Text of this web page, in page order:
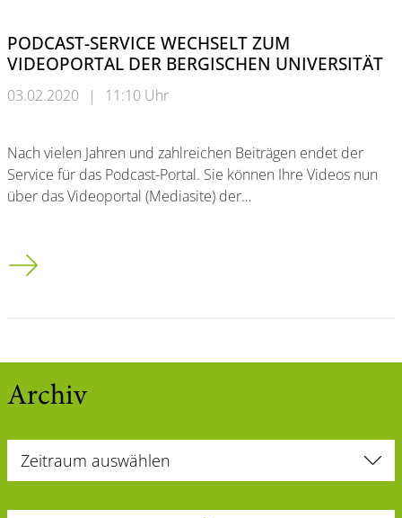
PODCAST-SERVICE WECHSELT ZUM
VIDEOPORTAL DER BERGISCHEN UNIVERSITÄT
03.02.2020 | 11:10 Uhr
Nach vielen Jahren und zahlreichen Beiträgen endet der
Service für das Podcast-Portal. Sie können Ihre Videos nun
über das Videoportal (Mediasite) der…
PODCAST-SERVICE WECHSELT ZUM VIDEOPORTAL DER
Archiv